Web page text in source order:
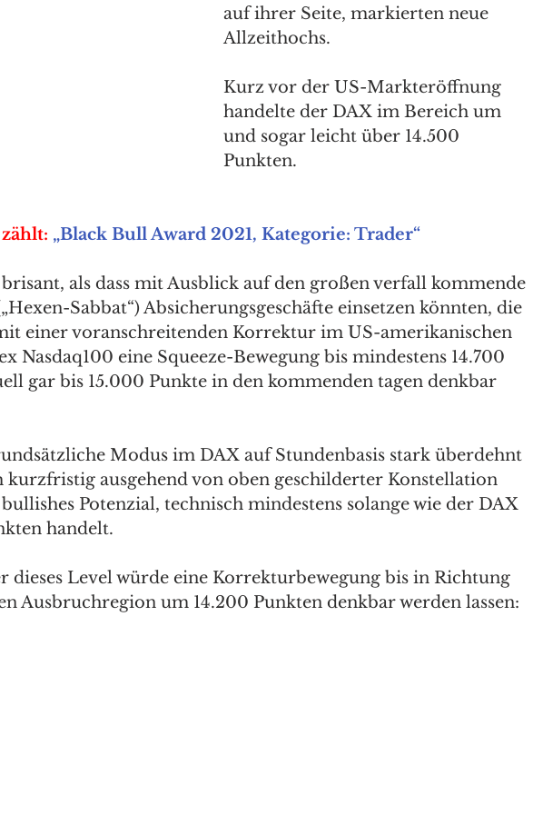
auf ihrer Seite, markierten neue
Allzeithochs.
Kurz vor der US-Markteröffnung
handelte der DAX im Bereich um
und sogar leicht über 14.500
Punkten.
„Black Bull Award 2021, Kategorie: Trader“
als dass mit Ausblick auf den großen verfall kommende
Sabbat“) Absicherungsgeschäfte einsetzen könnten, die
einer voranschreitenden Korrektur im US-amerikanischen
Nasdaq100 eine Squeeze-Bewegung bis mindestens 14.700
gar bis 15.000 Punkte in den kommenden tagen denkbar
Modus im DAX auf Stundenbasis stark überdehnt
kurzfristig ausgehend von oben geschilderter Konstellation
Potenzial, technisch mindestens solange wie der DAX
handelt.
dieses Level würde eine Korrekturbewegung bis in Richtung
Ausbruchregion um 14.200 Punkten denkbar werden lassen: